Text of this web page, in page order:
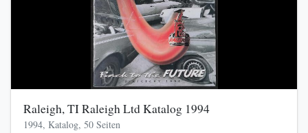
Raleigh, TI Raleigh Ltd Katalog 1994
1994, Katalog, 50 Seiten